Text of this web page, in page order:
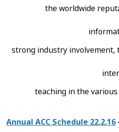
the worldwide
strong industry involvement,
teaching in the
Annual ACC Schedule 22.2.16